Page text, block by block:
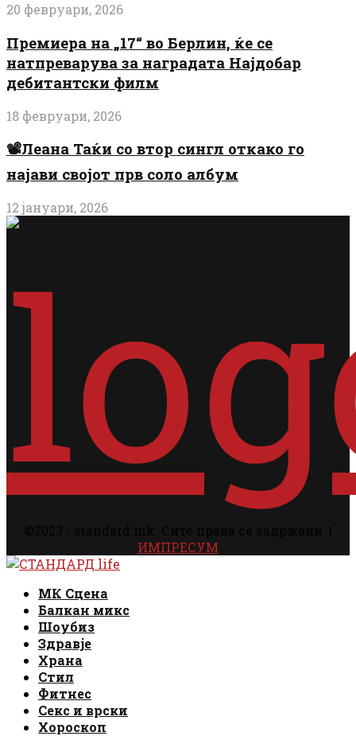
20 февруари, 2026
Премиера на „17“ во Берлин, ќе се
натпреварува за наградата Најдобар
дебитантски филм
18 февруари, 2026
📽️Леана Таќи со втор сингл откако го
најави својот прв соло албум
12 јануари, 2026
ИМПРЕСУМ
Facebook
Instagram
Email
Rss
МК Сцена
Балкан микс
Шоубиз
Здравје
Храна
Стил
Фитнес
Секс и врски
Хороскоп